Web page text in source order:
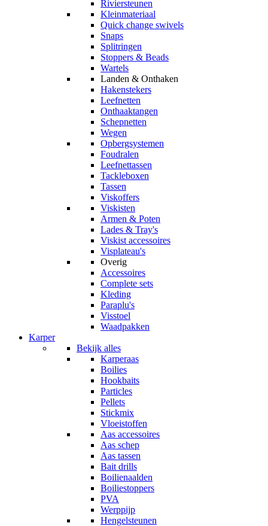
Riviersteunen
Kleinmateriaal
Quick change swivels
Snaps
Splitringen
Stoppers & Beads
Wartels
Landen & Onthaken
Hakenstekers
Leefnetten
Onthaaktangen
Schepnetten
Wegen
Opbergsystemen
Foudralen
Leefnettassen
Tackleboxen
Tassen
Viskoffers
Viskisten
Armen & Poten
Lades & Tray's
Viskist accessoires
Visplateau's
Overig
Accessoires
Complete sets
Kleding
Paraplu's
Visstoel
Waadpakken
Karper
Bekijk alles
Karperaas
Boilies
Hookbaits
Particles
Pellets
Stickmix
Vloeistoffen
Aas accessoires
Aas schep
Aas tassen
Bait drills
Boilienaalden
Boiliestoppers
PVA
Werppijp
Hengelsteunen